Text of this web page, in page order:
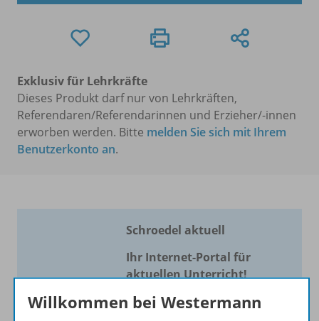
Exklusiv für Lehrkräfte
Dieses Produkt darf nur von Lehrkräften,
Referendaren/Referendarinnen und Erzieher/-innen
erworben werden. Bitte melden Sie sich mit Ihrem
Benutzerkonto an.
Schroedel aktuell
Ihr Internet-Portal für
aktuellen Unterricht!
Mit Schroedel aktuell bieten
Willkommen bei Westermann